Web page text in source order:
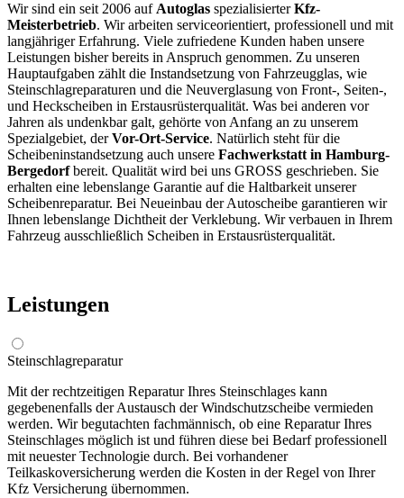
Wir sind ein seit 2006 aufAutoglas spezialisierterKfz-
Meisterbetrieb. Wir arbeiten serviceorientiert, professionell und mit
langjähriger Erfahrung. Viele zufriedene Kunden haben unsere
Leistungen bisher bereits in Anspruch genommen. Zu unseren
Hauptaufgaben zählt die Instandsetzung von Fahrzeugglas, wie
Steinschlagreparaturen und die Neuverglasung von Front-, Seiten-,
und Heckscheiben in Erstausrüsterqualität. Was bei anderen vor
Jahren als undenkbar galt, gehörte von Anfang an zu unserem
Spezialgebiet, derVor-Ort-Service. Natürlich steht für die
Scheibeninstandsetzung auch unsere Fachwerkstatt in Hamburg-
Bergedorfbereit. Qualität wird bei uns GROSS geschrieben. Sie
erhalten eine lebenslange Garantie auf die Haltbarkeit unserer
Scheibenreparatur. Bei Neueinbau der Autoscheibe garantieren wir
Ihnen lebenslange Dichtheit der Verklebung. Wir verbauen in Ihrem
Fahrzeug ausschließlich Scheiben in Erstausrüsterqualität.
Leistungen
Steinschlagreparatur
Mit der rechtzeitigen Reparatur Ihres Steinschlages kann
gegebenenfalls der Austausch der Windschutzscheibe vermieden
werden. Wir begutachten fachmännisch, ob eine Reparatur Ihres
Steinschlages möglich ist und führen diese bei Bedarf professionell
mit neuester Technologie durch. Bei vorhandener
Teilkaskoversicherung werden die Kosten in der Regel von Ihrer
Kfz Versicherung übernommen.